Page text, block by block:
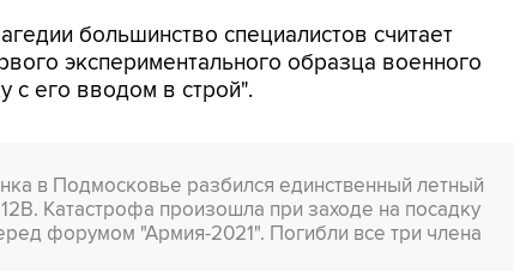
большинство специалистов считает
экспериментального образца военного
с его вводом в строй".
в Подмосковье разбился единственный летный
Катастрофа произошла при заходе на посадку
форумом "Армия-2021". Погибли все три члена